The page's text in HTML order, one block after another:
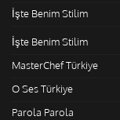
İşte Benim Stilim
İşte Benim Stilim
MasterChef Türkiye
O Ses Türkiye
Parola Parola